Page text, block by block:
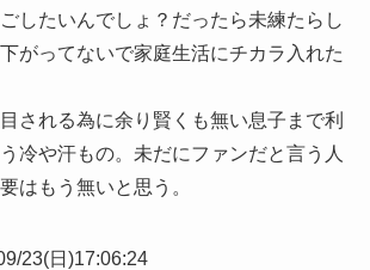
したいんでしょ？だったら未練たらし
がってないで家庭生活にチカラ入れた
される為に余り賢くも無い息子まで利
冷や汗もの。未だにファンだと言う人
はもう無いと思う。
23(日)17:06:24